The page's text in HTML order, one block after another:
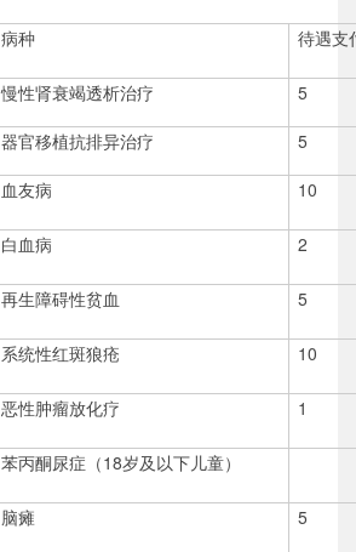
病种 待遇支
慢性肾衰竭透析治疗
5
器官移植抗排异治疗
5
血友病 10
白血病 2
再生障碍性贫血 5
系统性红斑狼疮 10
恶性肿瘤放化疗 1
苯丙酮尿症（18岁及以下儿童）
脑瘫 5